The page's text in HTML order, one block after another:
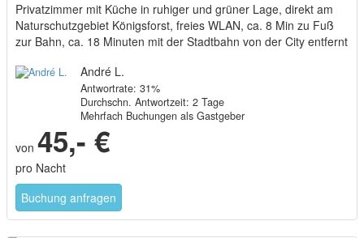
Privatzimmer mit Küche in ruhiger und grüner Lage, direkt am
Naturschutzgebiet Königsforst, freies WLAN, ca. 8 Min zu Fuß
zur Bahn, ca. 18 Minuten mit der Stadtbahn von der City entfernt
André L.
Antwortrate: 31%
Durchschn. Antwortzeit: 2 Tage
Mehrfach Buchungen als Gastgeber
von 45,- €
pro Nacht
Buchung anfragen